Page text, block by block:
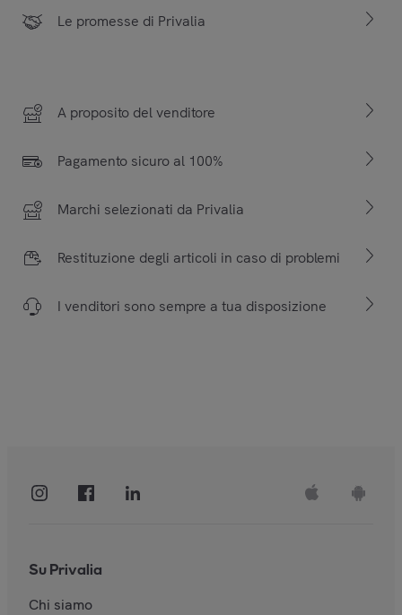
Le promesse di Privalia
A proposito del venditore
Pagamento sicuro al 100%
Marchi selezionati da Privalia
Restituzione degli articoli in caso di problemi
I venditori sono sempre a tua disposizione
Su Privalia
Chi siamo